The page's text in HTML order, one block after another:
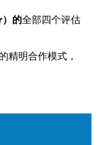
的全部四个评估
精明合作模式，